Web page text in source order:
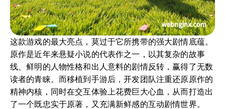
这款游戏的最大亮点，莫过于它所携带的强大剧情底蕴。
原作是近年来悬疑小说的代表作之一，以其复杂的故事
线、鲜明的人物性格和出人意料的剧情反转，赢得了无数
读者的青睐。而移植到手游后，开发团队注重还原原作的
精神内核，同时在交互体验上花费巨大心血，从而打造出
了一个既忠实于原著，又充满新鲜感的互动剧情世界。